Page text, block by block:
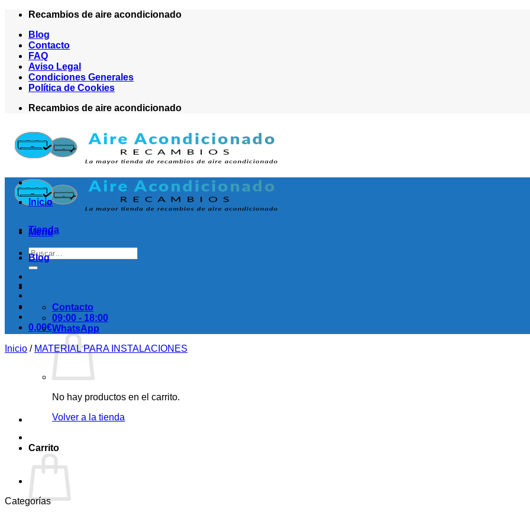
Saltar
contenido
Recambios de aire acondicionado
Blog
Contacto
FAQ
Aviso Legal
Condiciones Generales
Política de Cookies
Recambios de aire acondicionado
Menú
Buscar
por:
0,00€
No hay productos en el carrito.
Volver a la tienda
Carrito
Inicio
Tienda
Blog
Contacto
09:00 - 18:00
WhatsApp
Inicio / MATERIAL PARA INSTALACIONES
Categorías